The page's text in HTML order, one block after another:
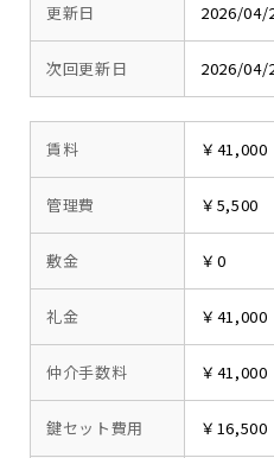
更新日 2026/04/
次回更新日 2026/04/
賃料 ￥41,000
管理費 ￥5,500
敷金 ￥0
礼金 ￥41,000
仲介手数料 ￥41,000
鍵セット費用 ￥16,500